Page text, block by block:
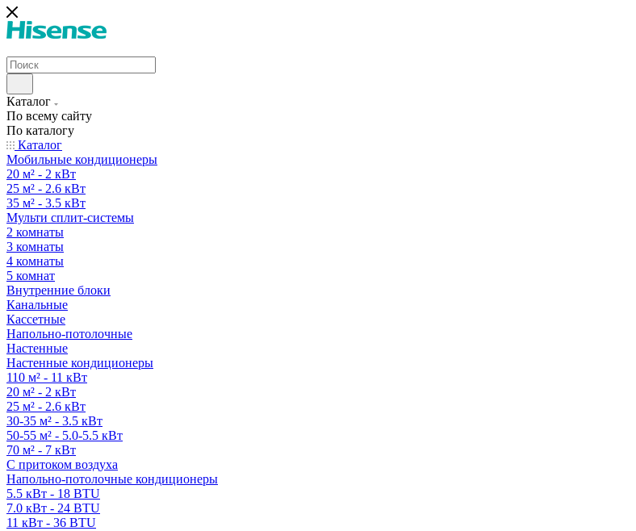
Каталог
По всему сайту
По каталогу
Каталог
Мобильные кондиционеры
20 м² - 2 кВт
25 м² - 2.6 кВт
35 м² - 3.5 кВт
Мульти сплит-системы
2 комнаты
3 комнаты
4 комнаты
5 комнат
Внутренние блоки
Канальные
Кассетные
Напольно-потолочные
Настенные
Настенные кондиционеры
110 м² - 11 кВт
20 м² - 2 кВт
25 м² - 2.6 кВт
30-35 м² - 3.5 кВт
50-55 м² - 5.0-5.5 кВт
70 м² - 7 кВт
С притоком воздуха
Напольно-потолочные кондиционеры
5.5 кВт - 18 BTU
7.0 кВт - 24 BTU
11 кВт - 36 BTU